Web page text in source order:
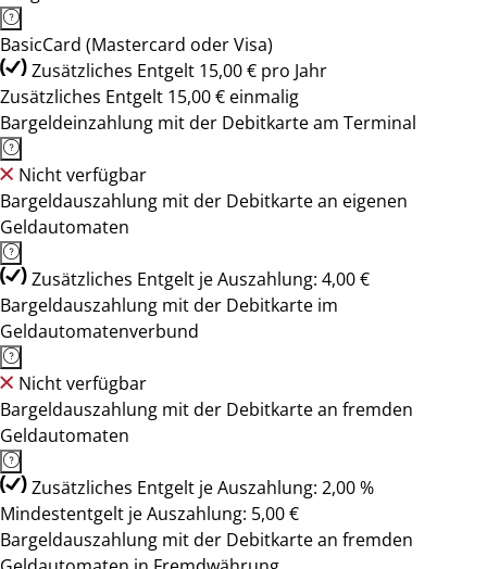
BasicCard (Mastercard oder Visa)
Zusätzliches Entgelt 15,00 € pro Jahr
Zusätzliches Entgelt 15,00 € einmalig
Bargeldeinzahlung mit der Debitkarte am Terminal
Nicht verfügbar
Bargeldauszahlung mit der Debitkarte an eigenen
Geldautomaten
Zusätzliches Entgelt je Auszahlung: 4,00 €
Bargeldauszahlung mit der Debitkarte im
Geldautomatenverbund
Nicht verfügbar
Bargeldauszahlung mit der Debitkarte an fremden
Geldautomaten
Zusätzliches Entgelt je Auszahlung: 2,00 %
Mindestentgelt je Auszahlung: 5,00 €
Bargeldauszahlung mit der Debitkarte an fremden